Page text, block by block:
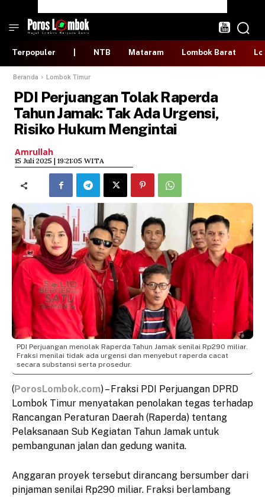
Terpopuler NTB Mataram Lombok Barat
Beranda Lombok Timur
PDI Perjuangan Tolak Raperda
Tahun Jamak: Tak Ada Urgensi,
Risiko Hukum Mengintai
Amrullah
​15 Juli 2025 | 19:21:05 WITA
PDI Perjuangan menolak Raperda Tahun Jamak senilai Rp290 miliar.
Fraksi menilai tidak ada urgensi dan menyebut raperda cacat
secara substansi serta prosedur.
(PorosLombok.com) – Fraksi PDI Perjuangan DPRD
Lombok Timur menyatakan penolakan tegas terhadap
Rancangan Peraturan Daerah (Raperda) tentang
Pelaksanaan Sub Kegiatan Tahun Jamak untuk
pembangunan jalan dan gedung wanita.
Anggaran proyek tersebut dirancang bersumber dari
pinjaman senilai Rp290 miliar. Fraksi berlambang